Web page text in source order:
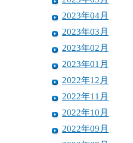
2023年04月
2023年03月
2023年02月
2023年01月
2022年12月
2022年11月
2022年10月
2022年09月